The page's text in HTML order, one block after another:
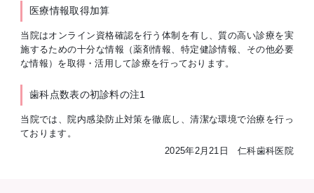
医療情報取得加算
当院はオンライン資格確認を行う体制を有し、質の高い診療を実
施するための十分な情報（薬剤情報、特定健診情報、その他必要
な情報）を取得・活用して診療を行っております。
歯科点数表の初診料の注1
当院では、院内感染防止対策を徹底し、清潔な環境で治療を行っ
ております。
2025年2月21日 仁科歯科医院